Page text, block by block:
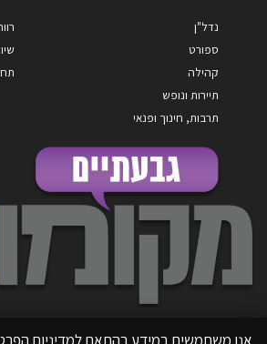
נדל"ן
ספורט
קהילה
תיירות ונופש
תרבות, חינוך ופנאי